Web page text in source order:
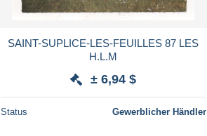
SAINT-SUPLICE-LES-FEUILLES 87 LES
H.L.M
± 6,94 $
Status Gewerblicher Händler